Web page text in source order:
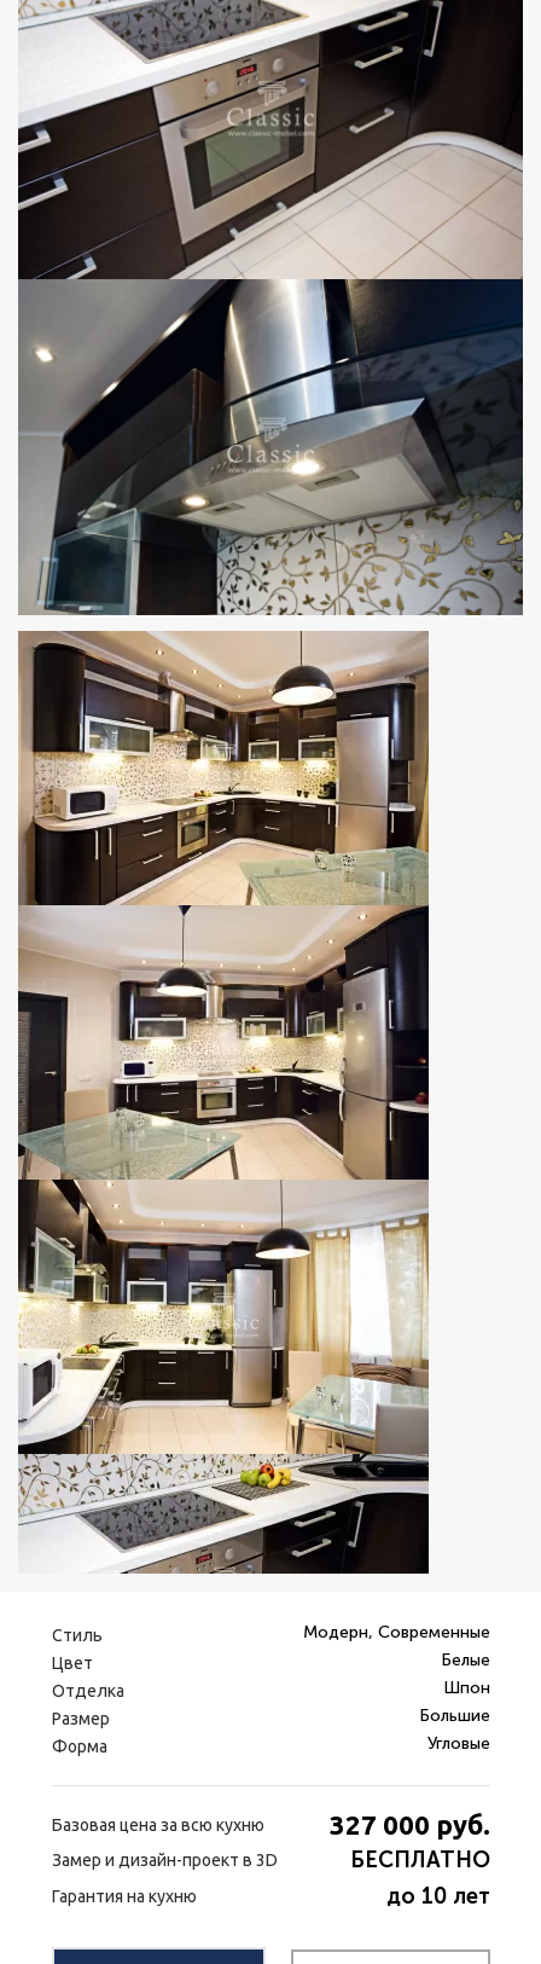
Стиль Модерн, Современные
Цвет Белые
Отделка Шпон
Размер Большие
Форма Угловые
Базовая цена за всю кухню 327 000 руб.
Замер и дизайн-проект в 3D БЕСПЛАТНО
Гарантия на кухню до 10 лет